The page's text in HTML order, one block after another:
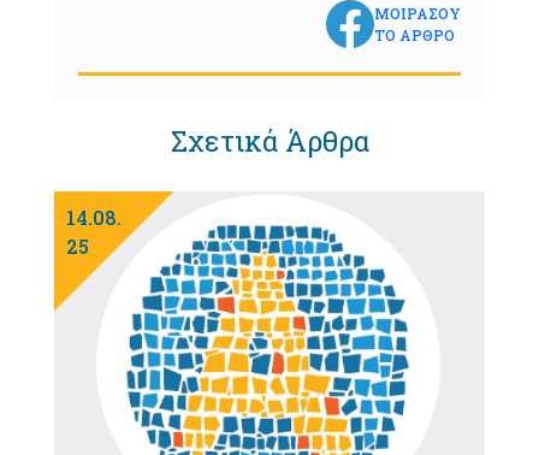
ΜΟΙΡΑΣΟΥ
ΤΟ ΑΡΘΡΟ
Σχετικά Άρθρα
14.08.
25